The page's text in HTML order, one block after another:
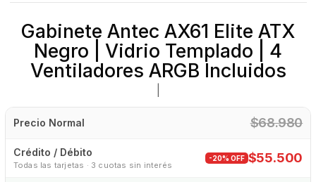
Gabinete Antec AX61 Elite ATX
Negro | Vidrio Templado | 4
Ventiladores ARGB Incluidos
Precio Normal $68.980
Crédito / Débito
Todas las tarjetas · 3 cuotas sin interés
-20% OFF $55.500